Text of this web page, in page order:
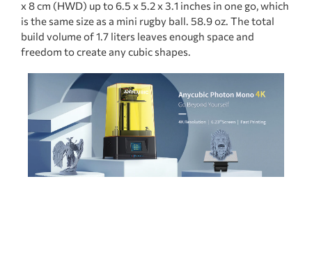
x 8 cm (HWD) up to 6.5 x 5.2 x 3.1 inches in one go, which
is the same size as a mini rugby ball. 58.9 oz. The total
build volume of 1.7 liters leaves enough space and
freedom to create any cubic shapes.